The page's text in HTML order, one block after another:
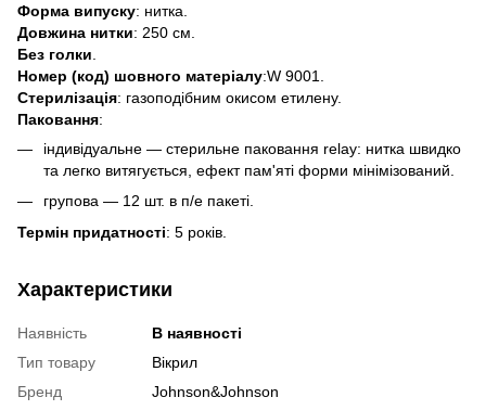
Форма випуску: нитка.
Довжина нитки: 250 см.
Без голки
Номер (код) шовного матеріалу:W 9001.
Стерилізація: газоподібним окисом етилену.
Паковання:
індивідуальне — стерильне паковання relay: нитка швидко
та легко витягується, ефект пам'яті форми мінімізований.
групова — 12 шт. в п/е пакеті.
Термін придатності: 5 років.
Характеристики
Наявність
В наявності
Тип товару
Вікрил
Бренд
Johnson&Johnson